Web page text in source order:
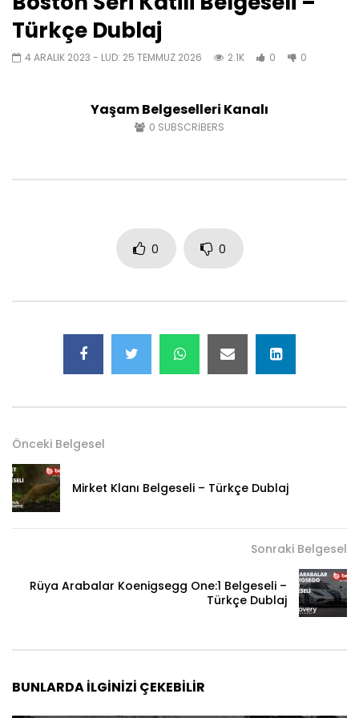
Türkçe Dublaj
4 ARALIK 2023 - LUD: 25 TEMMUZ 2026 2.1K 0 0
Yaşam Belgeselleri Kanalı
0 SUBSCRIBERS
0 0
Önceki Belgesel
Mirket Klanı Belgeseli – Türkçe Dublaj
Sonraki Belgesel
Rüya Arabalar Koenigsegg One:1 Belgeseli –
Türkçe Dublaj
BUNLARDA İLGINIZI ÇEKEBILIR